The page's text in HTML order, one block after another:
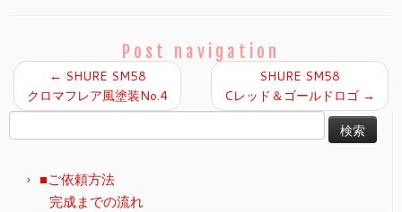
Post navigation
← SHURE SM58
クロマフレア風塗装No.4
SHURE SM58
Cレッド＆ゴールドロゴ →
索:
■ご依頼方法
完成までの流れ